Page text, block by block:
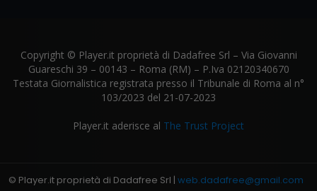
Copyright © Player.it proprietà di Dadafree Srl – Via Giovanni
Guareschi 39 – 00143 – Roma (RM) – P.Iva 02120340670
Testata Giornalistica registrata presso il Tribunale di Roma al n°
103/2023 del 21-07-2023
Player.it aderisce al The Trust Project
© Player.it proprietà di Dadafree Srl | web.dadafree@gmail.com